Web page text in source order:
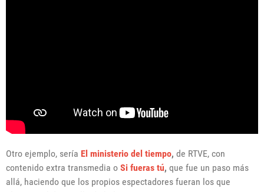
Otro ejemplo, sería El ministerio del tiempo, de RTVE, con
contenido extra transmedia o Si fueras tú, que fue un paso más
allá, haciendo que los propios espectadores fueran los que